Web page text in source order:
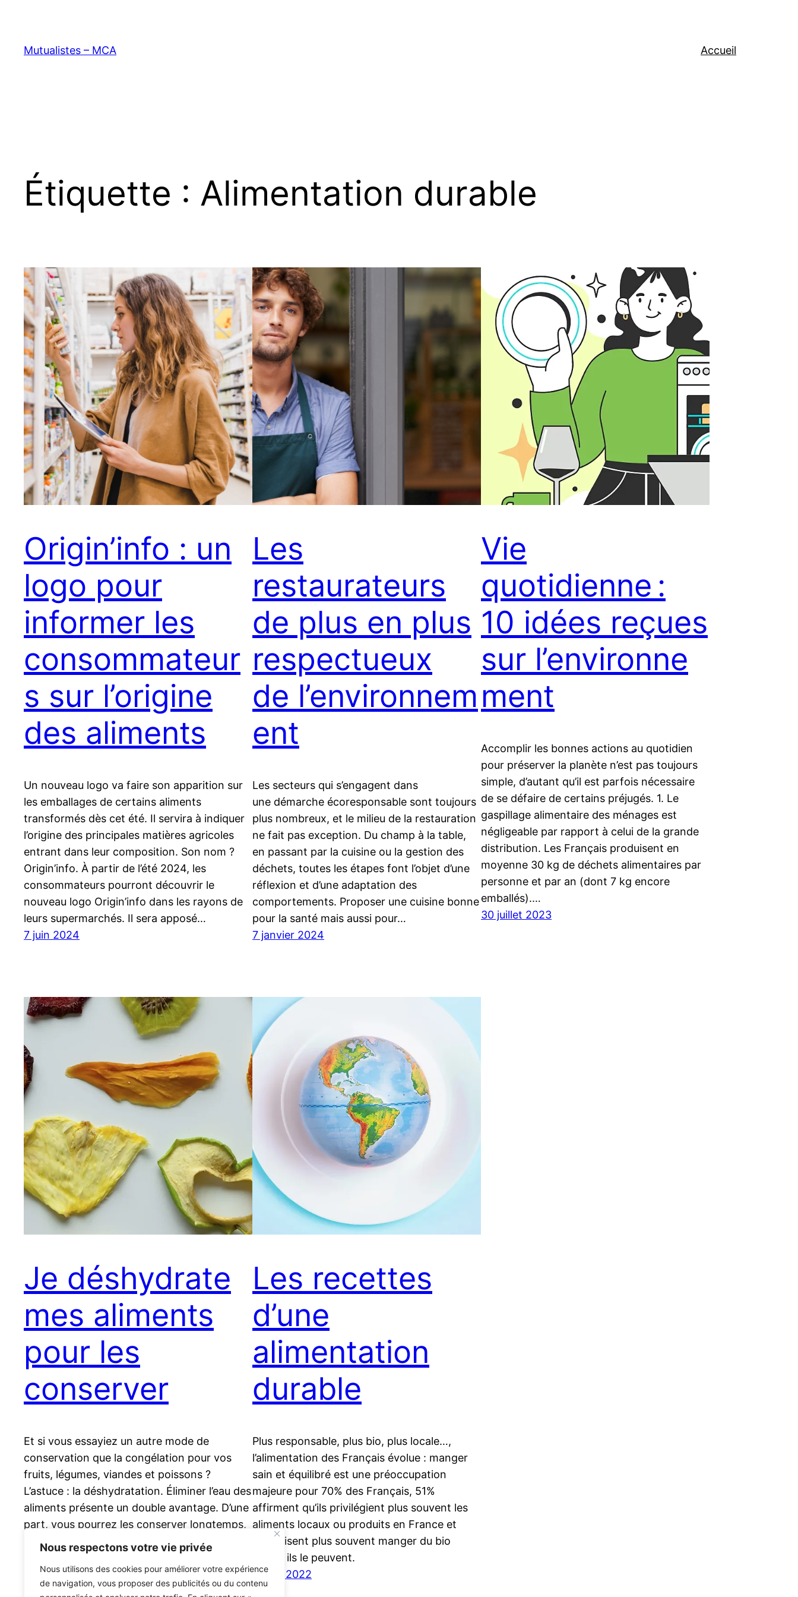
Nous respectons votre vie privée
Nous utilisons des cookies pour améliorer votre expérience
de navigation, vous proposer des publicités ou du contenu
contenu
Mutualistes – MCA Accueil
Étiquette : Alimentation durable
Origin’info : un
logo pour
informer les
consommateur
s sur l’origine
des aliments
Un nouveau logo va faire son apparition sur
les emballages de certains aliments
transformés dès cet été. Il servira à indiquer
l’origine des principales matières agricoles
entrant dans leur composition. Son nom ?
Origin’info. À partir de l’été 2024, les
consommateurs pourront découvrir le
nouveau logo Origin’info dans les rayons de
leurs supermarchés. Il sera apposé…
7 juin 2024
Les
restaurateurs
de plus en plus
respectueux
de l’environnem
ent
Les secteurs qui s’engagent dans
une démarche écoresponsable sont toujours
plus nombreux, et le milieu de la restauration
ne fait pas exception. Du champ à la table,
en passant par la cuisine ou la gestion des
déchets, toutes les étapes font l’objet d’une
réflexion et d’une adaptation des
comportements. Proposer une cuisine bonne
pour la santé mais aussi pour…
7 janvier 2024
Vie
quotidienne :
10 idées reçues
sur l’environne
ment
Accomplir les bonnes actions au quotidien
pour préserver la planète n’est pas toujours
simple, d’autant qu’il est parfois nécessaire
de se défaire de certains préjugés. 1. Le
gaspillage alimentaire des ménages est
négligeable par rapport à celui de la grande
distribution. Les Français produisent en
moyenne 30 kg de déchets alimentaires par
personne et par an (dont 7 kg encore
emballés).…
30 juillet 2023
Je déshydrate
mes aliments
pour les
conserver
Et si vous essayiez un autre mode de
conservation que la congélation pour vos
fruits, légumes, viandes et poissons ?
L’astuce : la déshydratation. Éliminer l’eau des
aliments présente un double avantage. D’une
part, vous pourrez les conserver longtemps,
car une fois l’eau retirée, les bactéries ne
peuvent plus proliférer et, d’autre part, vous
en…
12 juin 2023
Les recettes
d’une
alimentation
durable
Plus responsable, plus bio, plus locale…,
l’alimentation des Français évolue : manger
sain et équilibré est une préoccupation
majeure pour 70% des Français, 51%
affirment qu’ils privilégient plus souvent les
aliments locaux ou produits en France et
45% disent plus souvent manger du bio
quand ils le peuvent.
5 avril 2022